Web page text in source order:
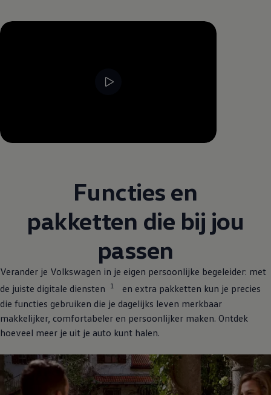
Resterende tijd, --:--
Functies en
pakketten die bij jou
passen
Verander je Volkswagen in je eigen persoonlijke begeleider: met
de juiste digitale diensten
1
en extra pakketten kun je precies
die functies gebruiken die je dagelijks leven merkbaar
makkelijker, comfortabeler en persoonlijker maken. Ontdek
hoeveel meer je uit je auto kunt halen.